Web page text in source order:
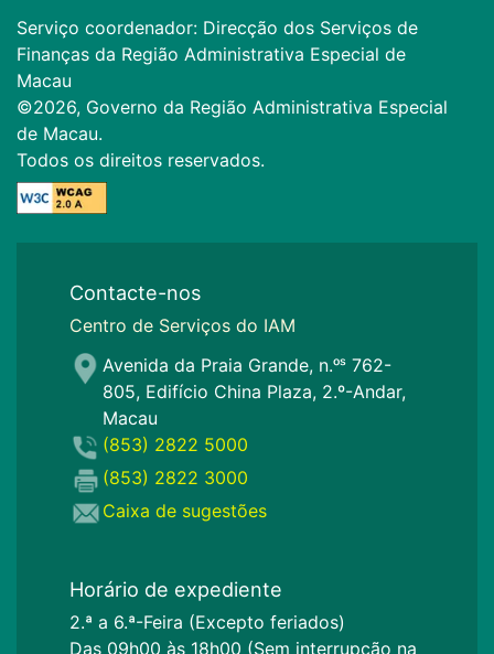
Serviço coordenador: Direcção dos Serviços de
Finanças da Região Administrativa Especial de
Macau
©2026, Governo da Região Administrativa Especial
de Macau.
Todos os direitos reservados.
Contacte-nos
Centro de Serviços do IAM
Avenida da Praia Grande, n.ᵒˢ 762-
805, Edifício China Plaza, 2.º-Andar,
Macau
(853) 2822 5000
(853) 2822 3000
Caixa de sugestões
Horário de expediente
2.ª a 6.ª-Feira (Excepto feriados)
Das 09h00 às 18h00 (Sem interrupção na